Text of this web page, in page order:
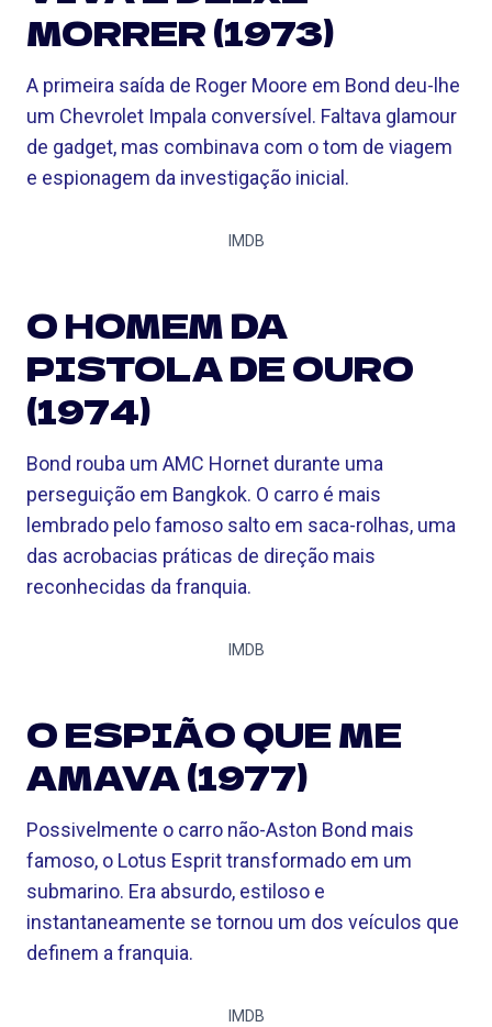
MORRER (1973)
A primeira saída de Roger Moore em Bond deu-lhe
um Chevrolet Impala conversível. Faltava glamour
de gadget, mas combinava com o tom de viagem
e espionagem da investigação inicial.
IMDB
O HOMEM DA
PISTOLA DE OURO
(1974)
Bond rouba um AMC Hornet durante uma
perseguição em Bangkok. O carro é mais
lembrado pelo famoso salto em saca-rolhas, uma
das acrobacias práticas de direção mais
reconhecidas da franquia.
IMDB
O ESPIÃO QUE ME
AMAVA (1977)
Possivelmente o carro não-Aston Bond mais
famoso, o Lotus Esprit transformado em um
submarino. Era absurdo, estiloso e
instantaneamente se tornou um dos veículos que
definem a franquia.
IMDB